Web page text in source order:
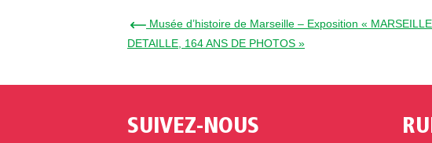
← Musée d’histoire de Marseille – Exposition «
DETAILLE, 164 ANS DE PHOTOS »
SUIVEZ-NOUS